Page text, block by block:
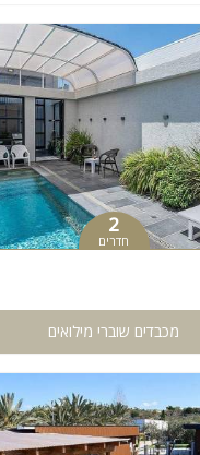
2
חדרים
מכבדים שוברי מילואים